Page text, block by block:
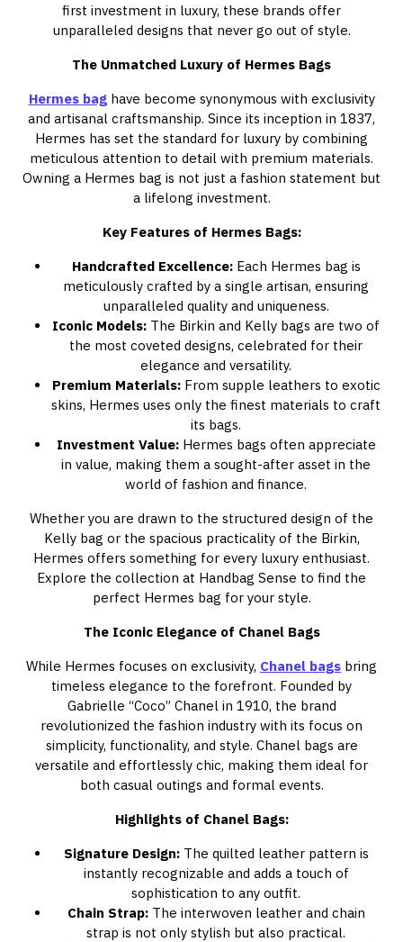
first investment in luxury, these brands offer
unparalleled designs that never go out of style.
The Unmatched Luxury of Hermes Bags
Hermes baghave become synonymous with exclusivity
and artisanal craftsmanship. Since its inception in 1837,
Hermes has set the standard for luxury by combining
meticulous attention to detail with premium materials.
Owning a Hermes bag is not just a fashion statement but
a lifelong investment.
Key Features of Hermes Bags:
Handcrafted Excellence:Each Hermes bag is
meticulously crafted by a single artisan, ensuring
unparalleled quality and uniqueness.
Iconic Models: The Birkin and Kelly bags are two of
the most coveted designs, celebrated for their
elegance and versatility.
Premium Materials:From supple leathers to exotic
skins, Hermes uses only the finest materials to craft
its bags.
Investment Value:Hermes bags often appreciate
in value, making them a sought-after asset in the
world of fashion and finance.
Whether you are drawn to the structured design of the
Kelly bag or the spacious practicality of the Birkin,
Hermes offers something for every luxury enthusiast.
Explore the collection at Handbag Sense to find the
perfect Hermes bag for your style.
The Iconic Elegance of Chanel Bags
While Hermes focuses on exclusivity, Chanel bags bring
timeless elegance to the forefront. Founded by
Gabrielle “Coco” Chanel in 1910, the brand
revolutionized the fashion industry with its focus on
simplicity, functionality, and style. Chanel bags are
versatile and effortlessly chic, making them ideal for
both casual outings and formal events.
Highlights of Chanel Bags:
Signature Design:The quilted leather pattern is
instantly recognizable and adds a touch of
sophistication to any outfit.
Chain Strap:The interwoven leather and chain
strap is not only stylish but also practical.